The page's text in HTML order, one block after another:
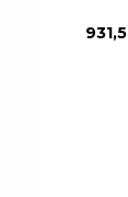
931,5